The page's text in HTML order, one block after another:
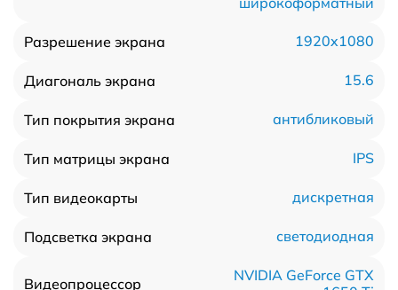
Разрешение экрана 1920x1080
Диагональ экрана 15.6
Тип покрытия экрана антибликовый
Тип матрицы экрана IPS
Тип видеокарты дискретная
Подсветка экрана светодиодная
Видеопроцессор
NVIDIA GeForce GTX